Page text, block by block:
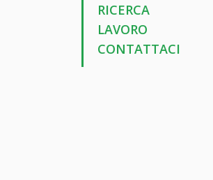
RICERCA
LAVORO
CONTATTACI